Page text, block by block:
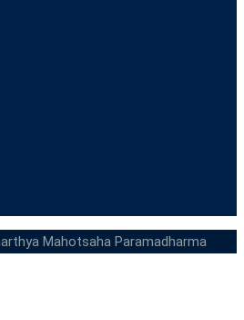
Mahotsaha Paramadharma